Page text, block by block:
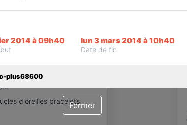
Infos
d'oreilles bracelets
2014 à 09h40 lun 3 mars 2014 à 10h40
Date de fin
plus68600
Fermer